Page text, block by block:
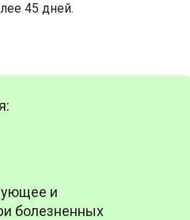
45 дней.
и
болезненных